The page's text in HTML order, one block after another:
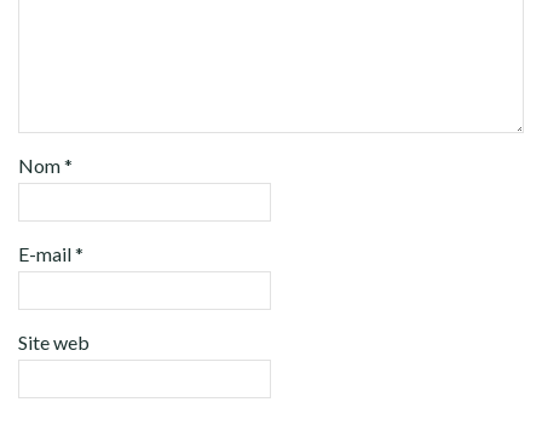
Nom*
E-mail*
Site web